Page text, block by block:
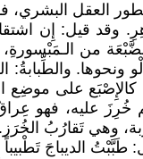
العقل
قيل: إِن
من
ونحوها.
كالإِصْبَع على موضِع
ثم خُرِزَ عليه، فهو
وهي تَقارُبُ
الديباجَ تَطْبيباً